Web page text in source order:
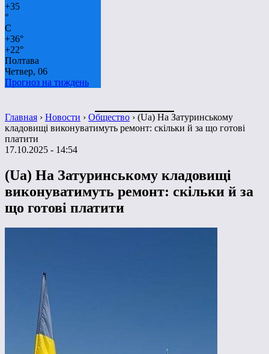
+35
°
C
+36°
+22°
Полтава
Четвер, 06
Прогноз на тиждень
Главная › Новости › Общество › (Ua) На Затуринському
кладовищі виконуватимуть ремонт: скільки й за що готові
платити
17.10.2025 - 14:54
(Ua) На Затуринському кладовищі
виконуватимуть ремонт: скільки й за
що готові платити